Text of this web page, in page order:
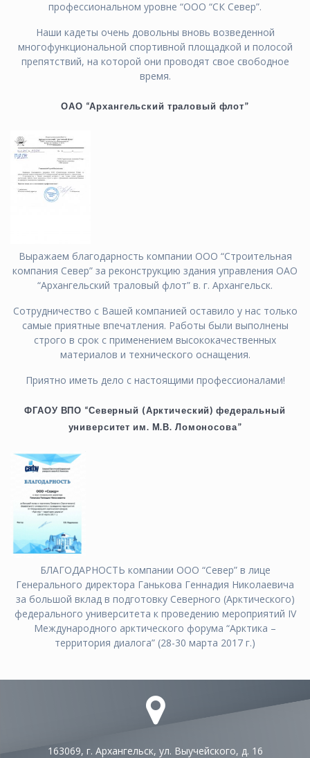
профессиональном уровне “ООО “СК Север”.
Наши кадеты очень довольны вновь возведенной
многофункциональной спортивной площадкой и полосой
препятствий, на которой они проводят свое свободное
время.
ОАО “Архангельский траловый флот”
Выражаем благодарность компании ООО “Строительная
компания Север” за реконструкцию здания управления ОАО
“Архангельский траловый флот” в. г. Архангельск.
Сотрудничество с Вашей компанией оставило у нас только
самые приятные впечатления. Работы были выполнены
строго в срок с применением высококачественных
материалов и технического оснащения.
Приятно иметь дело с настоящими профессионалами!
ФГАОУ ВПО “Северный (Арктический) федеральный
университет им. М.В. Ломоносова”
БЛАГОДАРНОСТЬ компании ООО “Север” в лице
Генерального директора Ганькова Геннадия Николаевича
за большой вклад в подготовку Северного (Арктического)
федерального университета к проведению мероприятий IV
Международного арктического форума “Арктика –
территория диалога” (28-30 марта 2017 г.)
163069, г. Архангельск, ул. Выучейского, д. 16